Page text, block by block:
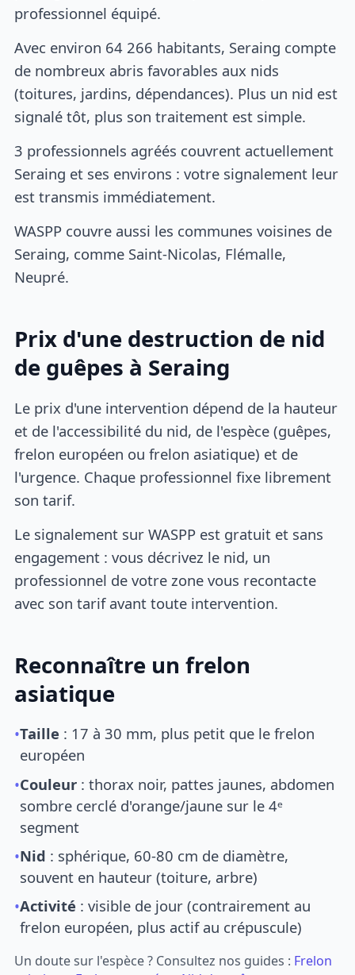
professionnel équipé.
Avec environ 64 266 habitants, Seraing compte
de nombreux abris favorables aux nids
(toitures, jardins, dépendances). Plus un nid est
signalé tôt, plus son traitement est simple.
3 professionnels agréés couvrent actuellement
Seraing et ses environs : votre signalement leur
est transmis immédiatement.
WASPP couvre aussi les communes voisines de
Seraing, comme Saint-Nicolas, Flémalle,
Neupré.
Prix d'une destruction de nid
de guêpes à Seraing
Le prix d'une intervention dépend de la hauteur
et de l'accessibilité du nid, de l'espèce (guêpes,
frelon européen ou frelon asiatique) et de
l'urgence. Chaque professionnel fixe librement
son tarif.
Le signalement sur WASPP est gratuit et sans
engagement : vous décrivez le nid, un
professionnel de votre zone vous recontacte
avec son tarif avant toute intervention.
Reconnaître un frelon
asiatique
•Taille : 17 à 30 mm, plus petit que le frelon
européen
•Couleur : thorax noir, pattes jaunes, abdomen
sombre cerclé d'orange/jaune sur le 4ᵉ
segment
•Nid : sphérique, 60-80 cm de diamètre,
souvent en hauteur (toiture, arbre)
•Activité : visible de jour (contrairement au
frelon européen, plus actif au crépuscule)
Un doute sur l'espèce ? Consultez nos guides : Frelon